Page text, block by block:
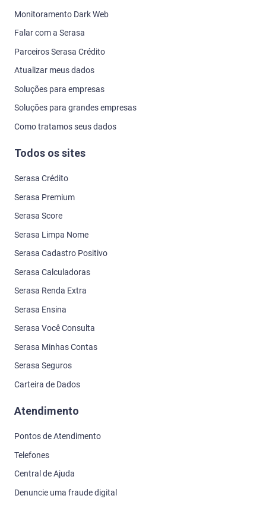
Monitoramento Dark Web
Falar com a Serasa
Parceiros Serasa Crédito
Atualizar meus dados
Soluções para empresas
Soluções para grandes empresas
Como tratamos seus dados
Todos os sites
Serasa Crédito
Serasa Premium
Serasa Score
Serasa Limpa Nome
Serasa Cadastro Positivo
Serasa Calculadoras
Serasa Renda Extra
Serasa Ensina
Serasa Você Consulta
Serasa Minhas Contas
Serasa Seguros
Carteira de Dados
Atendimento
Pontos de Atendimento
Telefones
Central de Ajuda
Denuncie uma fraude digital